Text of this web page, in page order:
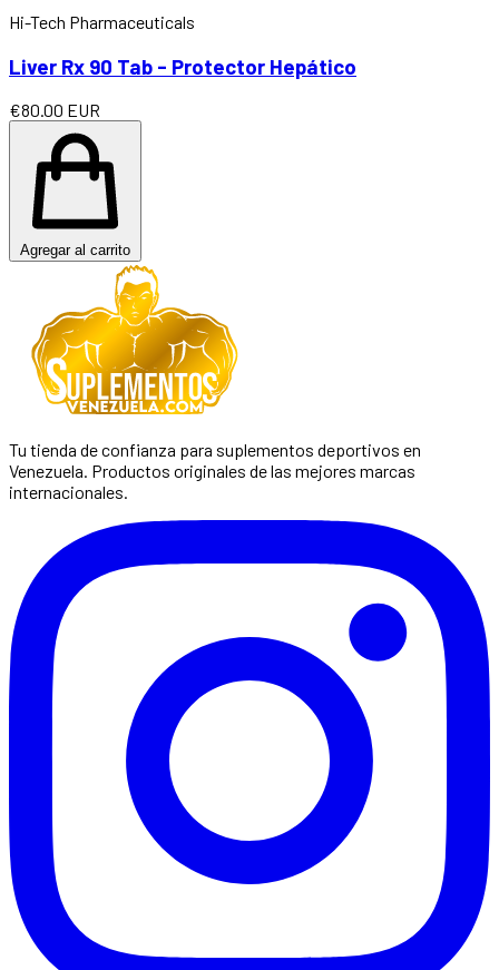
Hi-Tech Pharmaceuticals
Liver Rx 90 Tab - Protector Hepático
€80.00 EUR
Agregar al carrito
Tu tienda de confianza para suplementos deportivos en
Venezuela. Productos originales de las mejores marcas
internacionales.